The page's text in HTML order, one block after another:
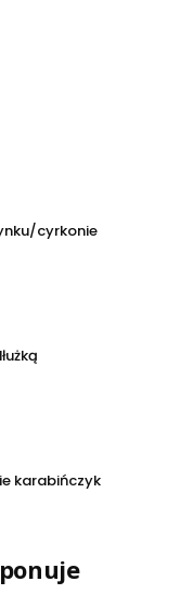
cyrkonie
karabińczyk